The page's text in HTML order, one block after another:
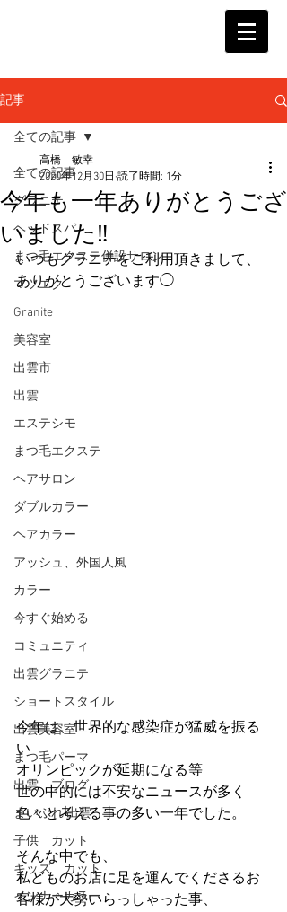
記事
全ての記事
グラニテ
ヘッドスパ
まつ毛エクステ併設サロン
マツエク
Granite
美容室
出雲市
出雲
エステシモ
まつ毛エクステ
ヘアサロン
ダブルカラー
ヘアカラー
アッシュ、外国人風
カラー
今すぐ始める
コミュニティ
出雲グラニテ
ショートスタイル
出雲美容室
まつ毛パーマ
出雲 ブログ
まいぷれ 出雲
子供 カット
キッズ カット
インナーカラー
全ての記事
今年も一年ありがとうござ
いました‼︎
高橋 敏幸
2020年12月30日 読了時間: 1分
いつもグラニテをご利用頂きまして、
ありがとうございます◯
今年は、世界的な感染症が猛威を振る
い
オリンピックが延期になる等
世の中的には不安なニュースが多く
色々と考える事の多い一年でした。
そんな中でも、
私どものお店に足を運んでくださるお
客様が大勢いらっしゃった事、